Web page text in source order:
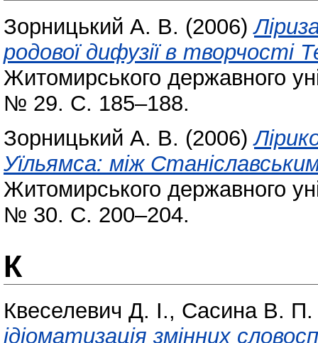
Зорницький А. В. (2006)
родової дифузії в творчості
Житомирського державного
№ 29. С. 185–188.
Зорницький А. В. (2006)
Уїльямса: між
Житомирського державного
№ 30. С. 200–204.
К
Квеселевич Д. І., Сасина В. П.
ідіоматизація змінних